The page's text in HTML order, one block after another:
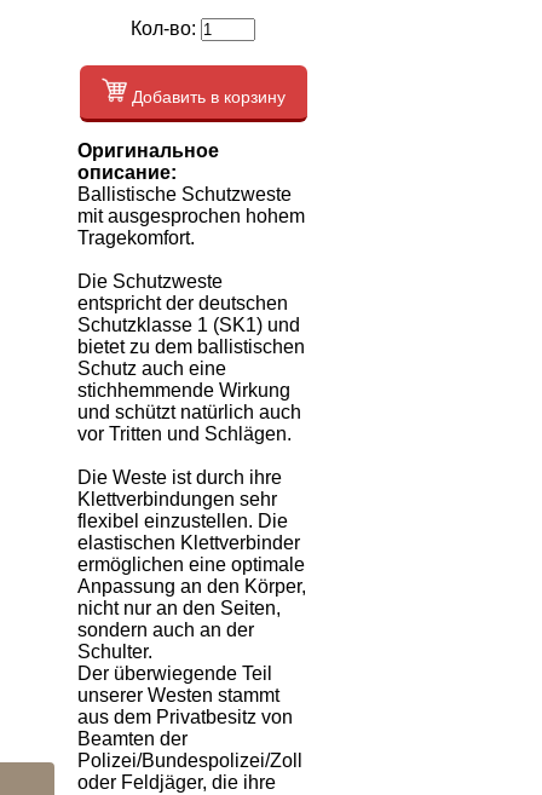
Кол-во:
Добавить в корзину
Оригинальное
описание:
Ballistische Schutzweste
mit ausgesprochen hohem
Tragekomfort.
Die Schutzweste
entspricht der deutschen
Schutzklasse 1 (SK1) und
bietet zu dem ballistischen
Schutz auch eine
stichhemmende Wirkung
und schützt natürlich auch
vor Tritten und Schlägen.
Die Weste ist durch ihre
Klettverbindungen sehr
flexibel einzustellen. Die
elastischen Klettverbinder
ermöglichen eine optimale
Anpassung an den Körper,
nicht nur an den Seiten,
sondern auch an der
Schulter.
Der überwiegende Teil
unserer Westen stammt
aus dem Privatbesitz von
Beamten der
Polizei/Bundespolizei/Zoll
oder Feldjäger, die ihre